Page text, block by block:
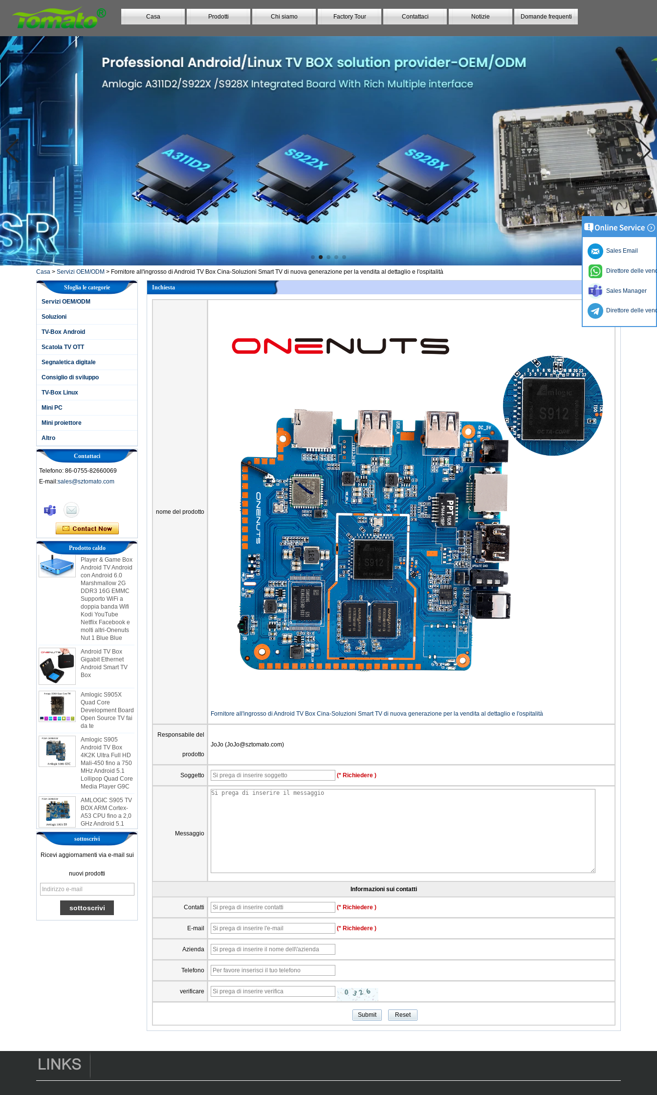
Casa Prodotti Chi siamo Factory Tour Contattaci Notizie Domande frequenti
Casa > Servizi OEM/ODM > Fornitore all'ingrosso di Android TV Box Cina-Soluzioni Smart TV di nuova generazione per la vendita al dettaglio e l'ospitalità
Sfoglia le categorie
Servizi OEM/ODM
Soluzioni
TV-Box Android
Scatola TV OTT
Segnaletica digitale
Consiglio di sviluppo
TV-Box Linux
Mini PC
Mini proiettore
Altro
Contattaci
Telefono: 86-0755-82660069
E-mail:sales@sztomato.com
Prodotto caldo
2 in 1 Octa Core
Streaming Media
Player & Game Box
Android TV Android
con Android 6.0
Marshmallow 2G
DDR3 16G EMMC
Supporto WiFi a
doppia banda Wifi
Kodi YouTube
Netflix Facebook e
molti altri-Onenuts
Nut 1 Blue Blue
Gigabit Ethernet
Android Smart TV
Box
Quad Core
Development Board
Open Source TV fai
da te
Android TV Box
4K2K Ultra Full HD
Mali-450 fino a 750
MHz Android 5.1
Lollipop Quad Core
Media Player G9C
AMLOGIC S905 TV
BOX ARM Cortex-
A53 CPU fino a 2,0
GHz Android 5.1
Lollipop 1G/8G
4K2K Android TV
Box Player S9
Amlogic più recente
AMLOGIC S905X
TV Box Quad Core
Ott TV Box VP9
x96
Box TV Android con
Smart TV Box Ott
Android 4.4 Kikat
TV Box MXQ
sottoscrivi
Ricevi aggiornamenti via e-mail sui
nuovi prodotti
Inchiesta
nome del prodotto
Fornitore all'ingrosso di Android TV Box Cina-Soluzioni Smart TV di nuova generazione per la vendita al dettaglio e l'ospitalità
Responsabile del
prodotto
JoJo (JoJo@sztomato.com)
Soggetto (* Richiedere )
Messaggio
Informazioni sui contatti
Contatti (* Richiedere )
E-mail (* Richiedere )
Azienda
Telefono
verificare
Sales Email
Direttore delle
Sales Manager
Direttore delle